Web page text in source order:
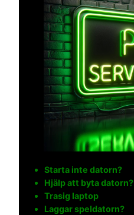
Starta inte datorn?
Hjälp att byta datorn?
Trasig laptop
Laggar speldatorn?